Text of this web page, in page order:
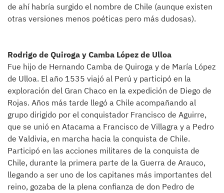
de ahí habría surgido el nombre de Chile (aunque existen
otras versiones menos poéticas pero más dudosas).
Rodrigo de Quiroga y Camba López de Ulloa
Fue hijo de Hernando Camba de Quiroga y de María López
de Ulloa. El año 1535 viajó al Perú y participó en la
exploración del Gran Chaco en la expedición de Diego de
Rojas. Años más tarde llegó a Chile acompañando al
grupo dirigido por el conquistador Francisco de Aguirre,
que se unió en Atacama a Francisco de Villagra y a Pedro
de Valdivia, en marcha hacia la conquista de Chile.
Participó en las acciones militares de la conquista de
Chile, durante la primera parte de la Guerra de Arauco,
llegando a ser uno de los capitanes más importantes del
reino, gozaba de la plena confianza de don Pedro de